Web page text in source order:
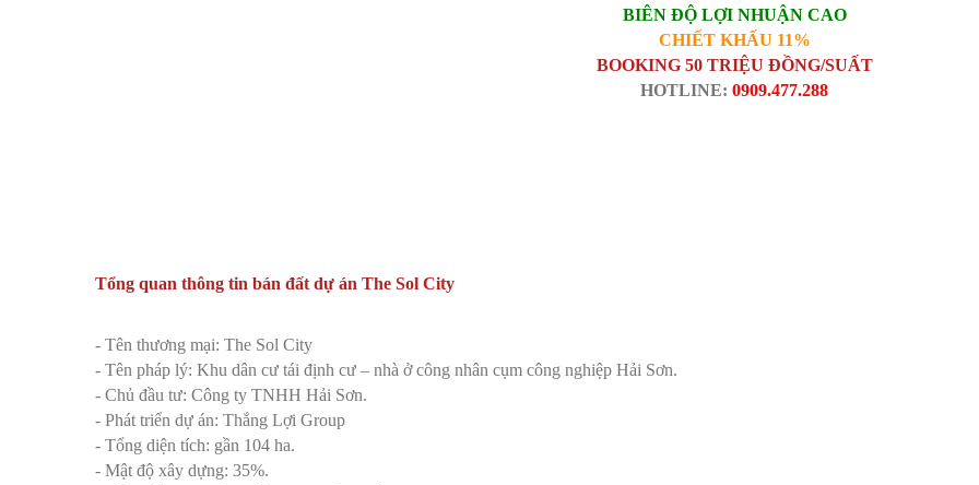
BIÊN ĐỘ LỢI NHUẬN CAO
CHIẾT KHẤU 11%
BOOKING 50 TRIỆU ĐỒNG/SUẤT
HOTLINE: 0909.477.288
Tổng quan thông tin bán đất dự án The Sol City
- Tên thương mại: The Sol City
- Tên pháp lý: Khu dân cư tái định cư – nhà ở công nhân cụm công nghiệp Hải Sơn.
- Chủ đầu tư: Công ty TNHH Hải Sơn.
- Phát triển dự án: Thắng Lợi Group
- Tổng diện tích: gần 104 ha.
- Mật độ xây dựng: 35%.